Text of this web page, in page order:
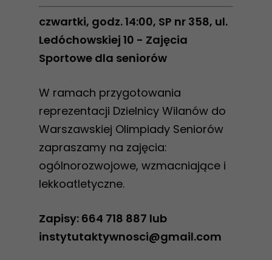
czwartki, godz. 14:00, SP nr 358, ul.
Ledóchowskiej 10 - Zajęcia
Sportowe dla seniorów
W ramach przygotowania
reprezentacji Dzielnicy Wilanów do
Warszawskiej Olimpiady Seniorów
zapraszamy na zajęcia:
ogólnorozwojowe, wzmacniające i
lekkoatletyczne.
Zapisy: 664 718 887 lub
instytutaktywnosci@gmail.com